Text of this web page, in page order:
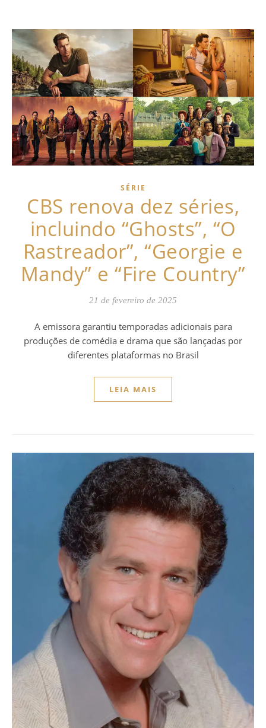
SÉRIE
CBS renova dez séries,
incluindo “Ghosts”, “O
Rastreador”, “Georgie e
Mandy” e “Fire Country”
21 de fevereiro de 2025
A emissora garantiu temporadas adicionais para
produções de comédia e drama que são lançadas por
diferentes plataformas no Brasil
LEIA MAIS